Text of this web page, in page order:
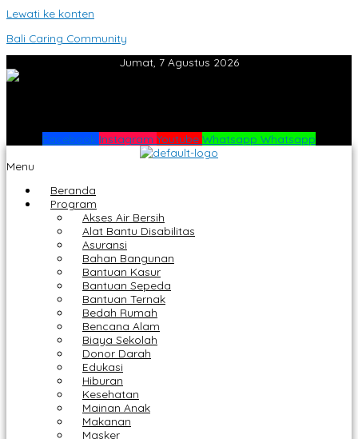
Lewati ke konten
Bali Caring Community
Jumat, 7 Agustus 2026
Facebook Instagram Youtube Whatsapp Whatsapp
Menu
Beranda
Program
Akses Air Bersih
Alat Bantu Disabilitas
Asuransi
Bahan Bangunan
Bantuan Kasur
Bantuan Sepeda
Bantuan Ternak
Bedah Rumah
Bencana Alam
Biaya Sekolah
Donor Darah
Edukasi
Hiburan
Kesehatan
Mainan Anak
Makanan
Masker